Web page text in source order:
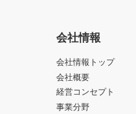
会社情報
会社情報トップ
会社概要
経営コンセプト
事業分野